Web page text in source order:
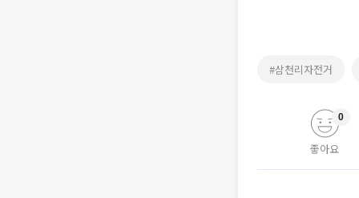
#삼천리자전거
좋아요
0